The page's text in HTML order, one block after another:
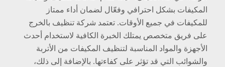
المكيفات بشكل احترافي وفعّال لضمان أداء ممتاز
للمكيفات في جميع الأوقات. تعتمد شركة تنظيف بالخرج
على فريق متخصص يمتلك الخبرة الكافية لاستخدام أحدث
الأجهزة والمواد المناسبة لتنظيف المكيفات من الأتربة
والشوائب التي قد تؤثر على كفاءتها. بالإضافة إلى ذلك،